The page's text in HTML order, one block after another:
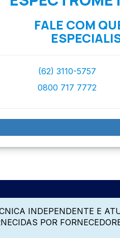
FALE COM
(62) 3110-5757
0800 717 7772
INDEPENDENTE E
POR